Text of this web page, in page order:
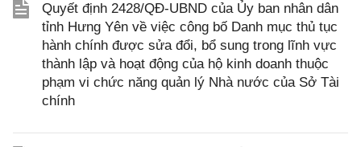
Quyết định 2428/QĐ-UBND của Ủy ban nhân dân
tỉnh Hưng Yên về việc công bố Danh mục thủ tục
hành chính được sửa đổi, bổ sung trong lĩnh vực
thành lập và hoạt động của hộ kinh doanh thuộc
phạm vi chức năng quản lý Nhà nước của Sở Tài
chính